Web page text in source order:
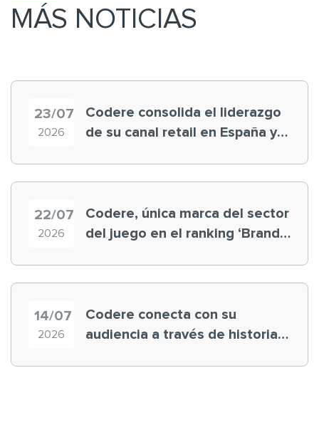
MÁS NOTICIAS
23/07
2026
Codere consolida el liderazgo
de su canal retail en España y
22/07
2026
Codere, única marca del sector
del juego en el ranking ‘Brand
14/07
2026
Codere conecta con su
audiencia a través de historias